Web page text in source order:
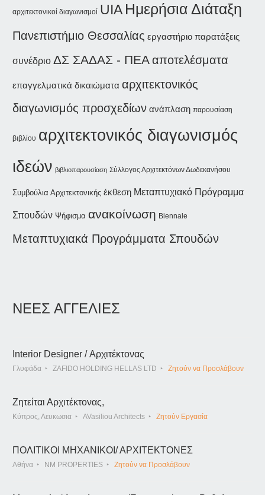
αρχιτεκτονικοί διαγωνισμοί UIA Ημερήσια Διάταξη
Πανεπιστήμιο Θεσσαλίας εργαστήριο παρατάξεις
συνέδριο ΔΣ ΣΑΔΑΣ - ΠΕΑαποτελέσματα
επαγγελματικά δικαιώματα αρχιτεκτονικός
διαγωνισμός προσχεδίων ανάπλαση παρουσίαση
βιβλίου αρχιτεκτονικός διαγωνισμός
ιδεών βιβλιοπαρουσίαση Σύλλογος Αρχιτεκτόνων Δωδεκανήσου
Συμβούλια Αρχιτεκτονικής έκθεση Μεταπτυχιακό Πρόγραμμα
Σπουδών Ψήφισμα ανακοίνωση Biennale
Μεταπτυχιακά Προγράμματα Σπουδών
ΝΕΕΣ ΑΓΓΕΛΙΕΣ
Interior Designer / Αρχιτέκτονας
Γλυφάδα ZAFIDO HOLDING HELLAS LTD Ζητούν να Προσλάβουν
Ζητείται Αρχιτέκτονας,
Κύπρος, Λευκωσια AVasiliou Architects Ζητούν Εργασία
ΠΟΛΙΤΙΚΟΙ ΜΗΧΑΝΙΚΟΙ/ ΑΡΧΙΤΕΚΤΟΝΕΣ
Αθήνα NM PROPERTIES Ζητούν να Προσλάβουν